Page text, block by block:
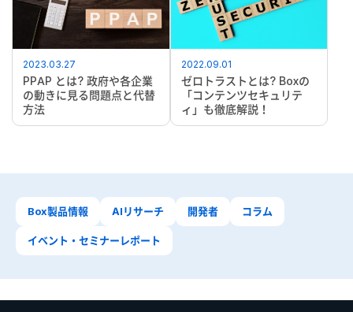
2023.03.27
PPAP とは? 政府や各企業
の動きに見る問題点と代替
方法
2022.09.01
ゼロトラストとは? Boxの
「コンテンツセキュリテ
ィ」も徹底解説！
Box製品情報 AIリサーチ 開発者 コラム
イベント・セミナーレポート